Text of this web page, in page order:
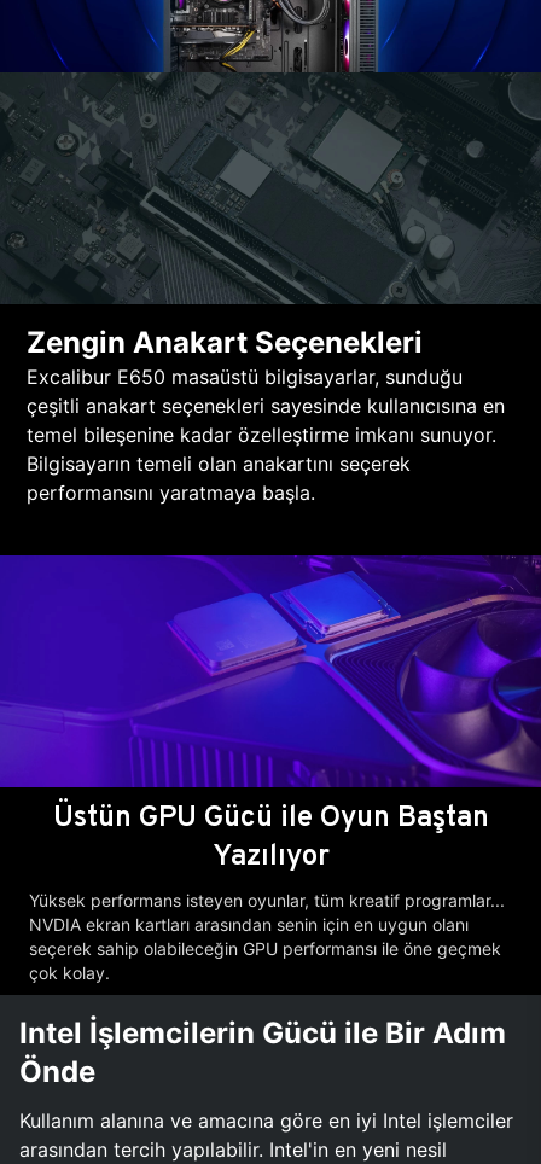
Zengin Anakart Seçenekleri
Excalibur E650 masaüstü bilgisayarlar, sunduğu
çeşitli anakart seçenekleri sayesinde kullanıcısına en
temel bileşenine kadar özelleştirme imkanı sunuyor.
Bilgisayarın temeli olan anakartını seçerek
performansını yaratmaya başla.
Üstün GPU Gücü ile Oyun Baştan
Yazılıyor
Yüksek performans isteyen oyunlar, tüm kreatif programlar...
NVDIA ekran kartları arasından senin için en uygun olanı
seçerek sahip olabileceğin GPU performansı ile öne geçmek
çok kolay.
Intel İşlemcilerin Gücü ile Bir Adım
Önde
Kullanım alanına ve amacına göre en iyi Intel işlemciler
arasından tercih yapılabilir. Intel'in en yeni nesil